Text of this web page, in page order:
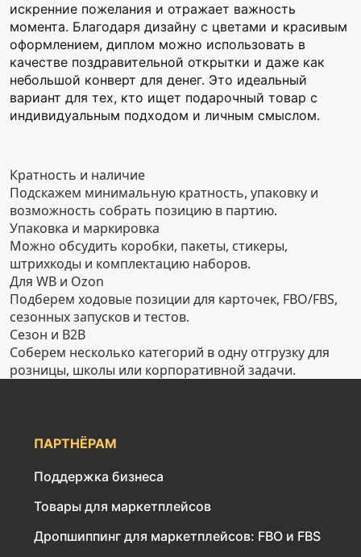
искренние пожелания и отражает важность
момента. Благодаря дизайну с цветами и красивым
оформлением, диплом можно использовать в
качестве поздравительной открытки и даже как
небольшой конверт для денег. Это идеальный
вариант для тех, кто ищет подарочный товар с
индивидуальным подходом и личным смыслом.
Кратность и наличие
Подскажем минимальную кратность, упаковку и
возможность собрать позицию в партию.
Упаковка и маркировка
Можно обсудить коробки, пакеты, стикеры,
штрихкоды и комплектацию наборов.
Для WB и Ozon
Подберем ходовые позиции для карточек, FBO/FBS,
сезонных запусков и тестов.
Сезон и B2B
Соберем несколько категорий в одну отгрузку для
розницы, школы или корпоративной задачи.
ПАРТНЁРАМ
Поддержка бизнеса
Товары для маркетплейсов
Дропшиппинг для маркетплейсов: FBO и FBS